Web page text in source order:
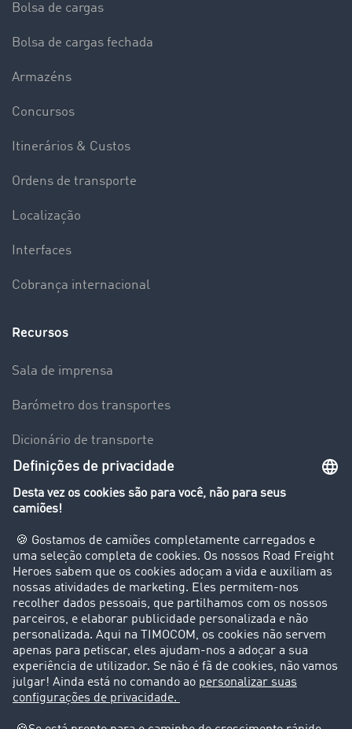
Bolsa de cargas
Bolsa de cargas fechada
Armazéns
Concursos
Itinerários & Custos
Ordens de transporte
Localização
Interfaces
Cobrança internacional
Recursos
Sala de imprensa
Barómetro dos transportes
Dicionário de transporte
Visão geral da Bolsa de Cargas
Clientes recomendam clientes
Casos de sucesso
Suporte
Suporte
Avisos legais